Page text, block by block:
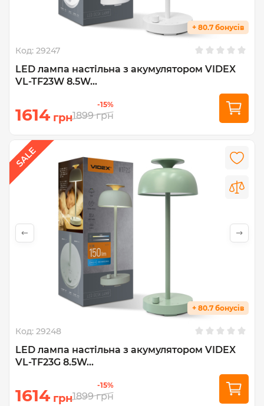
+ 80.7 бонусів
Код: 29247
LED лампа настiльна з акумулятором VIDEX
VL-TF23W 8.5W...
1614 грн
-15%
1899 грн
+ 80.7 бонусів
Код: 29248
LED лампа настiльна з акумулятором VIDEX
VL-TF23G 8.5W...
1614 грн
-15%
1899 грн